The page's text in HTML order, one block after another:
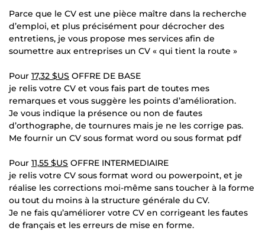
Parce que le CV est une pièce maître dans la recherche
d’emploi, et plus précisément pour décrocher des
entretiens, je vous propose mes services afin de
soumettre aux entreprises un CV « qui tient la route »
Pour 17,32 $US OFFRE DE BASE
je relis votre CV et vous fais part de toutes mes
remarques et vous suggère les points d’amélioration.
Je vous indique la présence ou non de fautes
d’orthographe, de tournures mais je ne les corrige pas.
Me fournir un CV sous format word ou sous format pdf
Pour 11,55 $US OFFRE INTERMEDIAIRE
je relis votre CV sous format word ou powerpoint, et je
réalise les corrections moi-même sans toucher à la forme
ou tout du moins à la structure générale du CV.
Je ne fais qu’améliorer votre CV en corrigeant les fautes
de français et les erreurs de mise en forme.